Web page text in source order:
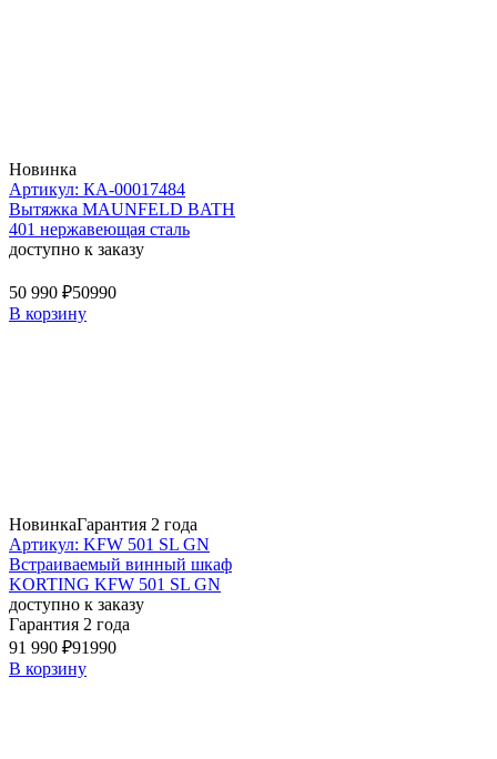
Новинка
Артикул: КА-00017484
Вытяжка MAUNFELD BATH
401 нержавеющая сталь
доступно к заказу
50 990 ₽50990
В корзину
НовинкаГарантия 2 года
Артикул: KFW 501 SL GN
Встраиваемый винный шкаф
KORTING KFW 501 SL GN
доступно к заказу
Гарантия 2 года
91 990 ₽91990
В корзину